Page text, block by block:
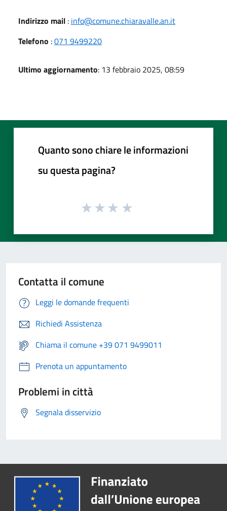
Indirizzo mail : info@comune.chiaravalle.an.it
Telefono :071 9499220
Ultimo aggiornamento: 13 febbraio 2025, 08:59
Quanto sono chiare le informazioni
su questa pagina?
Contatta il comune
Leggi le domande frequenti
Richiedi Assistenza
Chiama il comune +39 071 9499011
Prenota un appuntamento
Problemi in città
Segnala disservizio